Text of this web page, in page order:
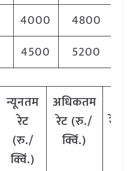
4000 4800
4500 5200
न्यूनतम
रेट
(रु./
क्विं.)
अधिकतम
रेट (रु./
क्विं.)
रेट